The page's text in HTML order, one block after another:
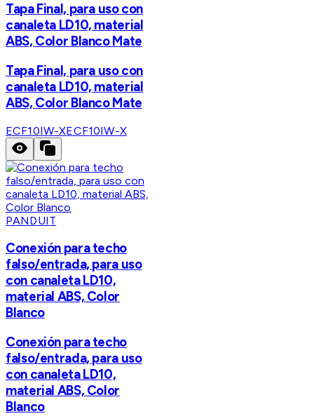
Tapa Final, para uso con
canaleta LD10, material
ABS, Color Blanco Mate
Tapa Final, para uso con
canaleta LD10, material
ABS, Color Blanco Mate
ECF10IW-XECF10IW-X
PANDUIT
Conexión para techo
falso/entrada, para uso
con canaleta LD10,
material ABS, Color
Blanco
Conexión para techo
falso/entrada, para uso
con canaleta LD10,
material ABS, Color
Blanco